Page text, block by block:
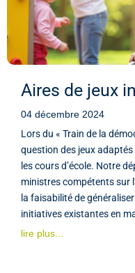
Aires de jeux
04 décembre 2024
Lors du « Train de la
question des jeux
les cours d’école. Notre
ministres compétents sur
la faisabilité de
initiatives existantes en
lire plus...